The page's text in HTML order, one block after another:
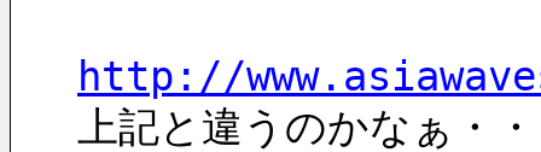
http://
上記と違うのかなぁ・